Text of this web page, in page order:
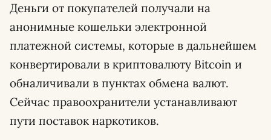
Деньги от покупателей получали на
анонимные кошельки электронной
платежной системы, которые в дальнейшем
конвертировали в криптовалюту Bitcoin и
обналичивали в пунктах обмена валют.
Сейчас правоохранители устанавливают
пути поставок наркотиков.